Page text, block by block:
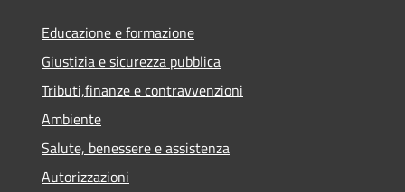
Educazione e formazione
Giustizia e sicurezza pubblica
Tributi,finanze e contravvenzioni
Ambiente
Salute, benessere e assistenza
Autorizzazioni